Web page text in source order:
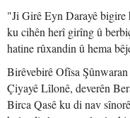
"Ji Girê Eyn Darayê
ku cihên herî girîng û
hatine rûxandin û hema
Birêvebirê Ofîsa
Çiyayê Lîlonê, deverên
Birca Qasê ku di nav